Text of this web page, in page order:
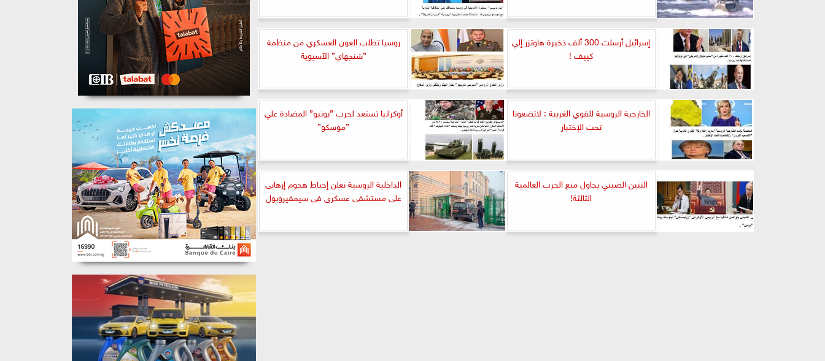
إسرائيل أرسلت 300 ألف ذخيرة هاوتزر إلي
كييف !
روسيا تطلب العون العسكري من منظمة
”شنجهاي” الآسيوية
الخارجية الروسية للقوي الغربية : لاتضعونا
تحت الإختبار
أوكرانيا تستعد لحرب ”يونيو” المضادة علي
”موسكو”
التنين الصيني يحاول منع الحرب العالمية
الثالثة!
الداخلية الروسية تعلن إحباط هجوم إرهابى
على مستشفى عسكرى فى سيمفيروبول